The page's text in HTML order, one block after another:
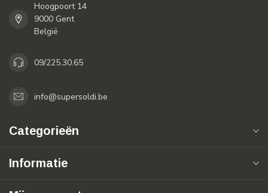
Hoogpoort 14
9000 Gent
België
09/225.30.65
info@supersoldi.be
Categorieën
Informatie